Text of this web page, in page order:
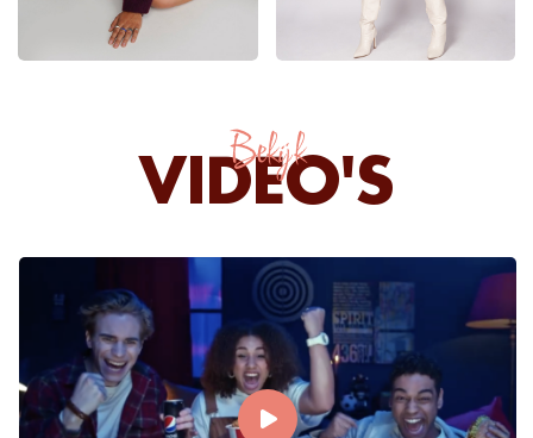
Bekijk
VIDEO'S